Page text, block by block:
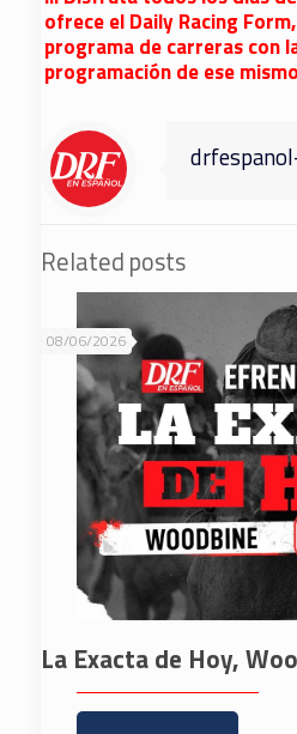
ofreceel Daily Racing
programa de carreras con
programación de ese
Related posts
08/06/2026
La Exacta de Hoy,